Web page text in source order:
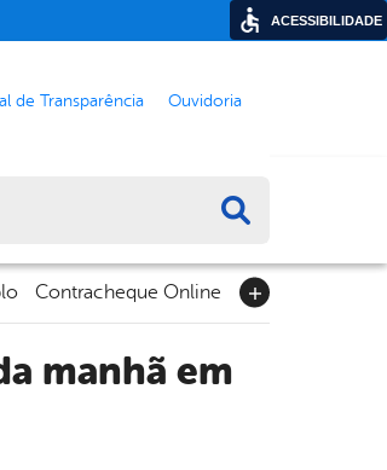
de Transparência Ouvidoria
Contracheque Online
manhã em
ACESSIBILIDADE